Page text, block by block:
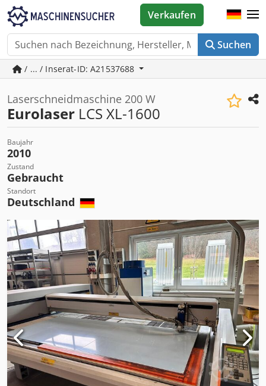
Suchen
Verkaufen
/ ... / Inserat-ID: A21537688
Laserschneidmaschine 200 W
Eurolaser LCS XL-1600
Baujahr
2010
Zustand
Gebraucht
Standort
Deutschland